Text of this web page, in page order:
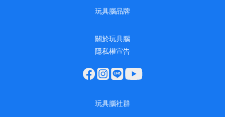
玩具腦品牌
關於玩具腦
隱私權宣告
玩具腦社群